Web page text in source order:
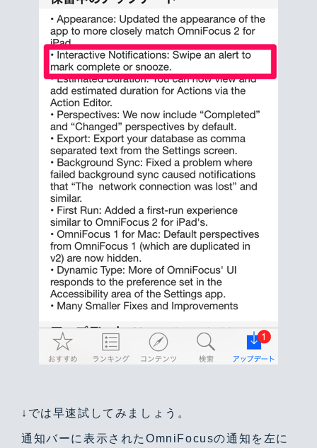
↓では早速試してみましょう。
通知バーに表示されたOmniFocusの通知を左に